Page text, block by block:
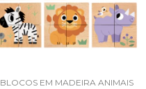
BLOCOS EM MADEIRA ANIMAIS